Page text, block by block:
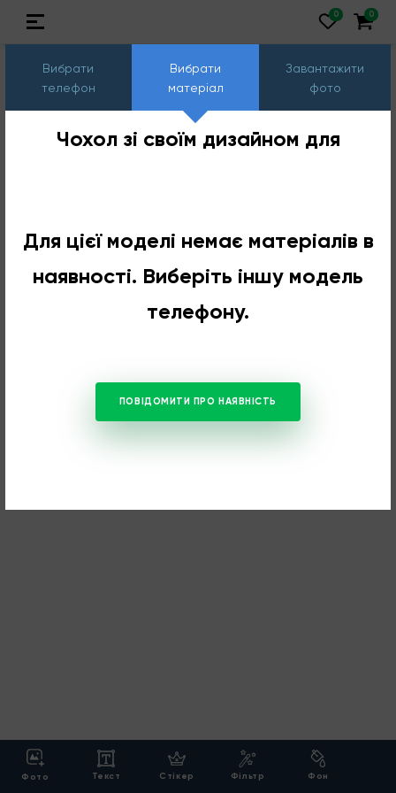
Вибрати
телефон
Вибрати
матеріал
Завантажити
фото
Чохол зі своїм дизайном для
Для цієї моделі немає матеріалів в
наявності. Виберіть іншу модель
телефону.
ПОВІДОМИТИ ПРО НАЯВНІСТЬ
Фото Текст Cтікер Фільтр Фон